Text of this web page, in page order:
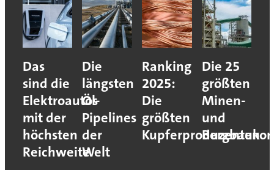
Das
sind die
Elektroautos
mit der
höchsten
Reichweite
Die
längsten
Öl-
Pipelines
der
Welt
Ranking
2025:
Die
größten
Kupferproduzenten
Die 25
größten
Minen-
und